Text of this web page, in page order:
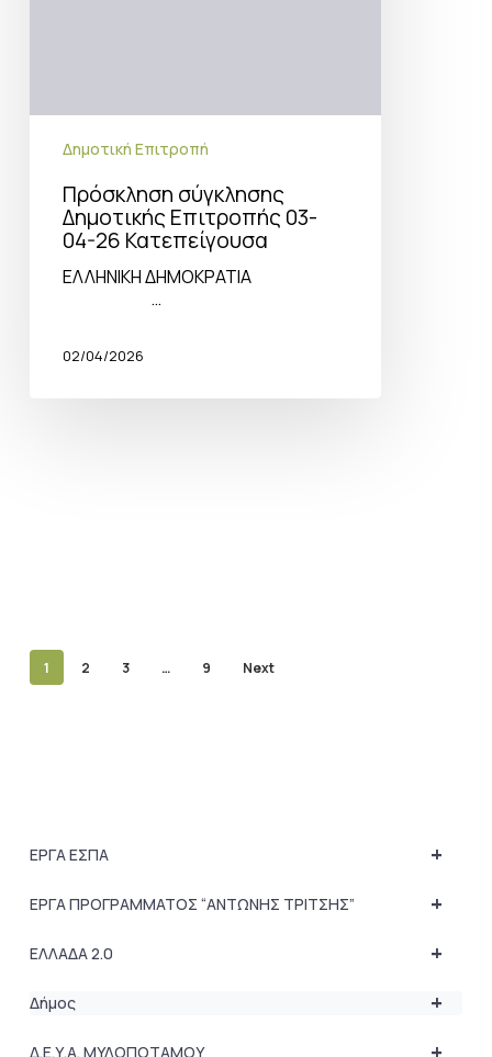
Δημοτική Επιτροπή
Πρόσκληση σύγκλησης
Δημοτικής Επιτροπής 03-
04-26 Κατεπείγουσα
ΕΛΛΗΝΙΚΗ ΔΗΜΟΚΡΑΤΙΑ
…
02/04/2026
1 2 3 … 9 Next
+
ΕΡΓΑ ΕΣΠΑ
+
ΕΡΓΑ ΠΡΟΓΡΑΜΜΑΤΟΣ “ΑΝΤΩΝΗΣ ΤΡΙΤΣΗΣ”
+
ΕΛΛΑΔΑ 2.0
+
Δήμος
Δ.Ε.Υ.Α. ΜΥΛΟΠΟΤΑΜΟΥ